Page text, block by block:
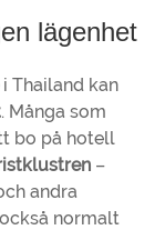
lägenhet
i Thailand kan
. Många som
bo på hotell
–
andra
normalt